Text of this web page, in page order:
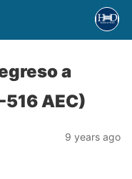
a
AEC)
9 years ago